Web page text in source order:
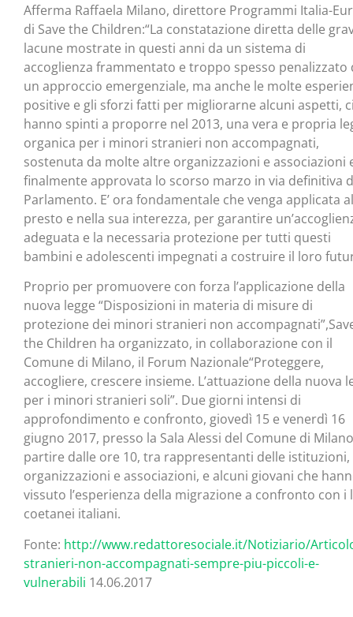
Afferma Raffaela Milano, direttore Programmi Italia-
di Save the Children:“La constatazione diretta delle
lacune mostrate in questi anni da un sistema di
accoglienza frammentato e troppo spesso penalizzato
un approccio emergenziale, ma anche le molte
positive e gli sforzi fatti per migliorarne alcuni aspetti,
hanno spinti a proporre nel 2013, una vera e propria
organica per i minori stranieri non accompagnati,
sostenuta da molte altre organizzazioni e associazioni
finalmente approvata lo scorso marzo in via definitiva
Parlamento. E’ ora fondamentale che venga applicata
presto e nella sua interezza, per garantire
adeguata e la necessaria protezione per tutti questi
bambini e adolescenti impegnati a costruire il loro
Proprio per promuovere con forza l’applicazione della
nuova legge “Disposizioni in materia di misure di
protezione dei minori stranieri non
the Children ha organizzato, in collaborazione con il
Comune di Milano, il Forum Nazionale“Proteggere,
accogliere, crescere insieme. L’attuazione della nuova
per i minori stranieri soli”. Due giorni intensi di
approfondimento e confronto, giovedì 15 e venerdì 16
giugno 2017, presso la Sala Alessi del Comune di
partire dalle ore 10, tra rappresentanti delle istituzioni,
organizzazioni e associazioni, e alcuni giovani che
vissuto l’esperienza della migrazione a confronto con i
coetanei italiani.
Fonte: http://www.redattoresociale.it/Notiziario/
stranieri-non-accompagnati-sempre-piu-piccoli-e-
vulnerabili 14.06.2017